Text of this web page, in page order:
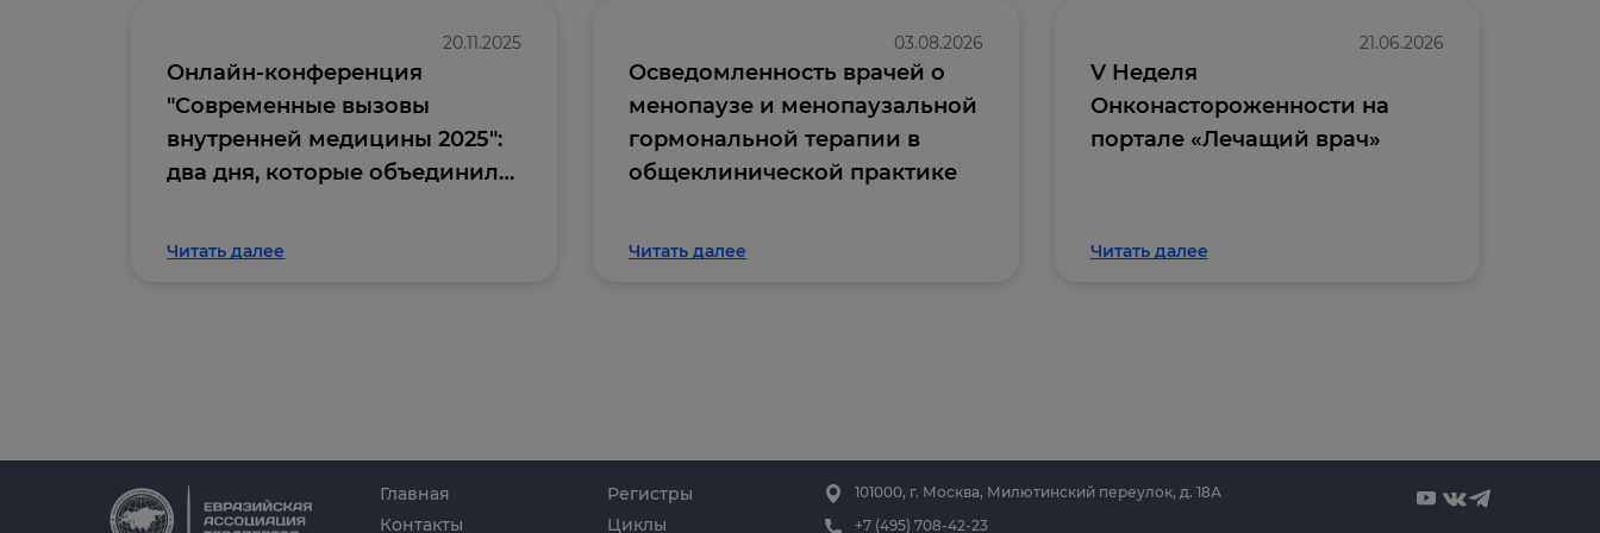
03.08.2026
Осведомленность врачей о
менопаузе и менопаузальной
гормональной терапии в
общеклинической практике
Читать далее
21.06.2026
V Неделя
Онконастороженности на
портале «Лечащий врач»
Читать далее
20.11.2025
Онлайн-конференция
"Современные вызовы
внутренней медицины 2025":
два дня, которые объединили
сообщество
Читать далее
Главная
Циклы
Регистры
Контакты
101000, г. Москва, Милютинский переулок, д. 18А
+7 (495) 708-42-23